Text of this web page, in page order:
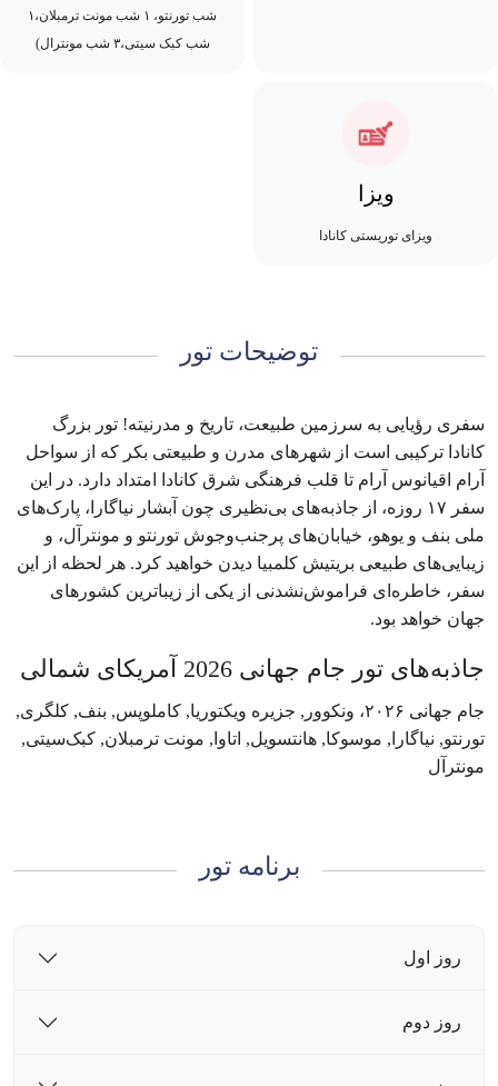
شب تورنتو، ۱ شب مونت ترمبلان،۱
شب کبک سیتی،۳ شب مونترال)
ویزا
ویزای توریستی کانادا
توضیحات تور
سفری رؤیایی به سرزمین طبیعت، تاریخ و مدرنیته! تور بزرگ
کانادا ترکیبی است از شهرهای مدرن و طبیعتی بکر که از سواحل
آرام اقیانوس آرام تا قلب فرهنگی شرق کانادا امتداد دارد. در این
سفر ۱۷ روزه، از جاذبه‌های بی‌نظیری چون آبشار نیاگارا، پارک‌های
ملی بنف و یوهو، خیابان‌های پرجنب‌وجوش تورنتو و مونترآل، و
زیبایی‌های طبیعی بریتیش کلمبیا دیدن خواهید کرد. هر لحظه از این
سفر، خاطره‌ای فراموش‌نشدنی از یکی از زیباترین کشورهای
جهان خواهد بود.
جاذبه‌های تور جام جهانی 2026 آمریکای شمالی
جام جهانی ۲۰۲۶، ونکوور, جزیره ویکتوریا, کاملوپس, بنف, کلگری,
تورنتو, نیاگارا, موسوکا, هانتسویل, اتاوا, مونت ترمبلان, کبک‌سیتی,
مونترآل
برنامه تور
روز اول
روز دوم